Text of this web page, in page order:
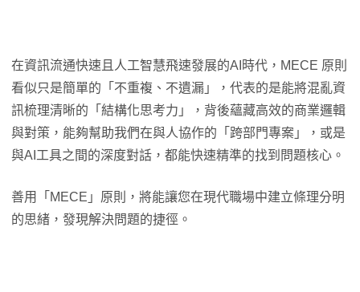
在資訊流通快速且人工智慧飛速發展的AI時代，MECE 原則
看似只是簡單的「不重複、不遺漏」，代表的是能將混亂資
訊梳理清晰的「結構化思考力」，背後蘊藏高效的商業邏輯
與對策，能夠幫助我們在與人協作的「跨部門專案」，或是
與AI工具之間的深度對話，都能快速精準的找到問題核心。
善用「MECE」原則，將能讓您在現代職場中建立條理分明
的思緒，發現解決問題的捷徑。